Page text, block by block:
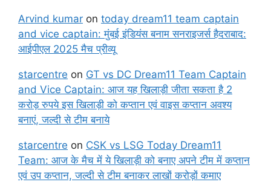
Arvind kumar on today dream11 team captain
and vice captain: मुंबई इंडियंस बनाम सनराइजर्स हैदराबाद:
आईपीएल 2025 मैच प्रीव्यू
starcentre on GT vs DC Dream11 Team Captain
and Vice Captain: आज यह खिलाड़ी जीता सकता है 2
करोड़ रुपये इस खिलाड़ी को कप्तान एवं वाइस कप्तान अवश्य
बनाएं, जल्दी से टीम बनाये
starcentre on CSK vs LSG Today Dream11
Team: आज के मैच में ये खिलाड़ी को बनाए अपने टीम में कप्तान
एवं उप कप्तान, जल्दी से टीम बनाकर लाखों करोड़ों कमाए